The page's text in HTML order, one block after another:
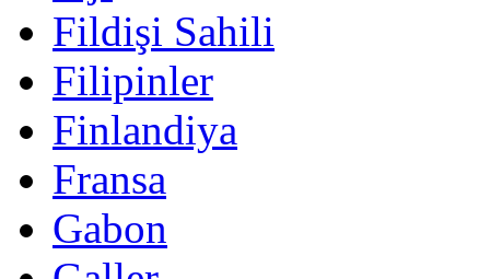
Fildişi Sahili
Filipinler
Finlandiya
Fransa
Gabon